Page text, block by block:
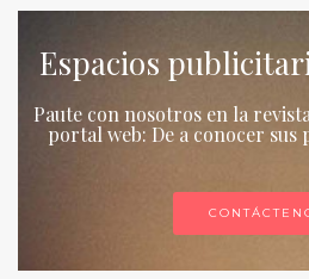
Espacios
Paute con nosotros en la
portal web: De a conocer sus